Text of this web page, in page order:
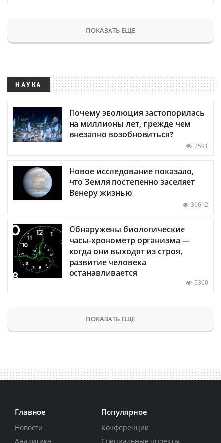
ПОКАЗАТЬ ЕЩЕ
НАУКА
Почему эволюция застопорилась
на миллионы лет, прежде чем
внезапно возобновиться?
2591
Новое исследование показало,
что Земля постепенно заселяет
Венеру жизнью
36612
Обнаружены биологические
часы-хронометр организма —
когда они выходят из строя,
развитие человека
останавливается
5360
ПОКАЗАТЬ ЕЩЕ
Главное
Новости
Аналитика
Популярное
Конференции
Специальные проекты